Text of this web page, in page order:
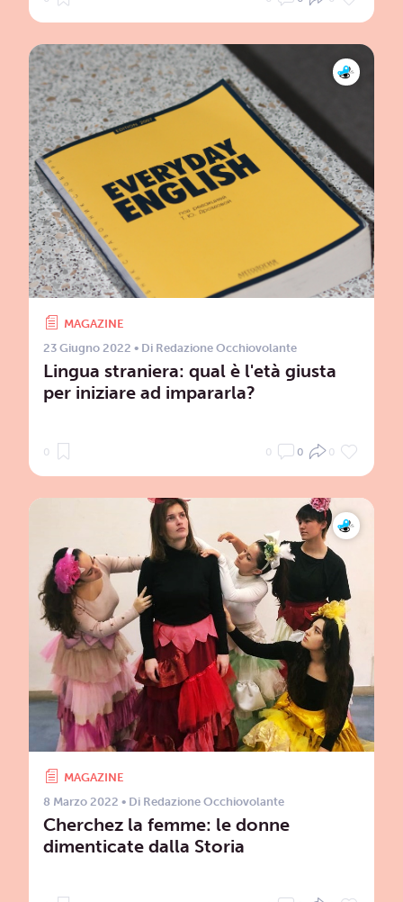
MAGAZINE
23 Giugno 2022 • Di Redazione Occhiovolante
Lingua straniera: qual è l'età giusta
per iniziare ad impararla?
0 0 0 0
MAGAZINE
8 Marzo 2022 • Di Redazione Occhiovolante
Cherchez la femme: le donne
dimenticate dalla Storia